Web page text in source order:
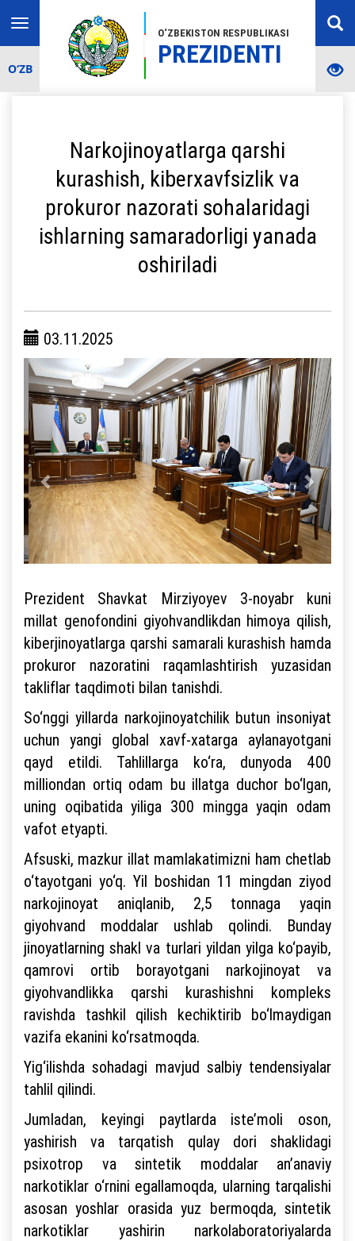
O‘ZBEKISTON RESPUBLIKASI
PREZIDENTI
Toggle
navigation
O‘ZB
Narkojinoyatlarga qarshi
kurashish, kiberxavfsizlik va
prokuror nazorati sohalaridagi
ishlarning samaradorligi yanada
oshiriladi
03.11.2025
Prezident Shavkat Mirziyoyev 3-noyabr kuni
millat genofondini giyohvandlikdan himoya qilish,
kiberjinoyatlarga qarshi samarali kurashish hamda
prokuror nazoratini raqamlashtirish yuzasidan
takliflar taqdimoti bilan tanishdi.
So‘nggi yillarda narkojinoyatchilik butun insoniyat
uchun yangi global xavf-xatarga aylanayotgani
qayd etildi. Tahlillarga ko‘ra, dunyoda 400
milliondan ortiq odam bu illatga duchor bo‘lgan,
uning oqibatida yiliga 300 mingga yaqin odam
vafot etyapti.
Afsuski, mazkur illat mamlakatimizni ham chetlab
o‘tayotgani yo‘q. Yil boshidan 11 mingdan ziyod
narkojinoyat aniqlanib, 2,5 tonnaga yaqin
giyohvand moddalar ushlab qolindi. Bunday
jinoyatlarning shakl va turlari yildan yilga ko‘payib,
qamrovi ortib borayotgani narkojinoyat va
giyohvandlikka qarshi kurashishni kompleks
ravishda tashkil qilish kechiktirib bo‘lmaydigan
vazifa ekanini ko‘rsatmoqda.
Yig‘ilishda sohadagi mavjud salbiy tendensiyalar
tahlil qilindi.
Jumladan, keyingi paytlarda iste’moli oson,
yashirish va tarqatish qulay dori shaklidagi
psixotrop va sintetik moddalar an’anaviy
narkotiklar o‘rnini egallamoqda, ularning tarqalishi
asosan yoshlar orasida yuz bermoqda, sintetik
narkotiklar yashirin narkolaboratoriyalarda